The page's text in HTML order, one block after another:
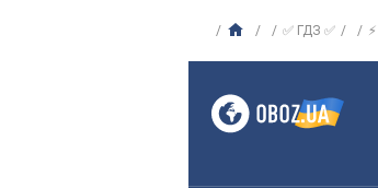
✅ ГДЗ ✅